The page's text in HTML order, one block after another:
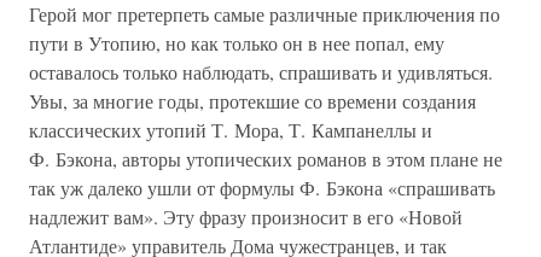
Герой мог претерпеть самые различные приключения по
пути в Утопию, но как только он в нее попал, ему
оставалось только наблюдать, спрашивать и удивляться.
Увы, за многие годы, протекшие со времени создания
классических утопий Т. Мора, Т. Кампанеллы и
Ф. Бэкона, авторы утопических романов в этом плане не
так уж далеко ушли от формулы Ф. Бэкона «спрашивать
надлежит вам». Эту фразу произносит в его «Новой
Атлантиде» управитель Дома чужестранцев, и так